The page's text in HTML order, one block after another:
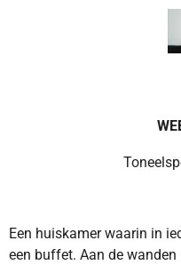
Een huiskamer waarin in
een buffet. Aan de